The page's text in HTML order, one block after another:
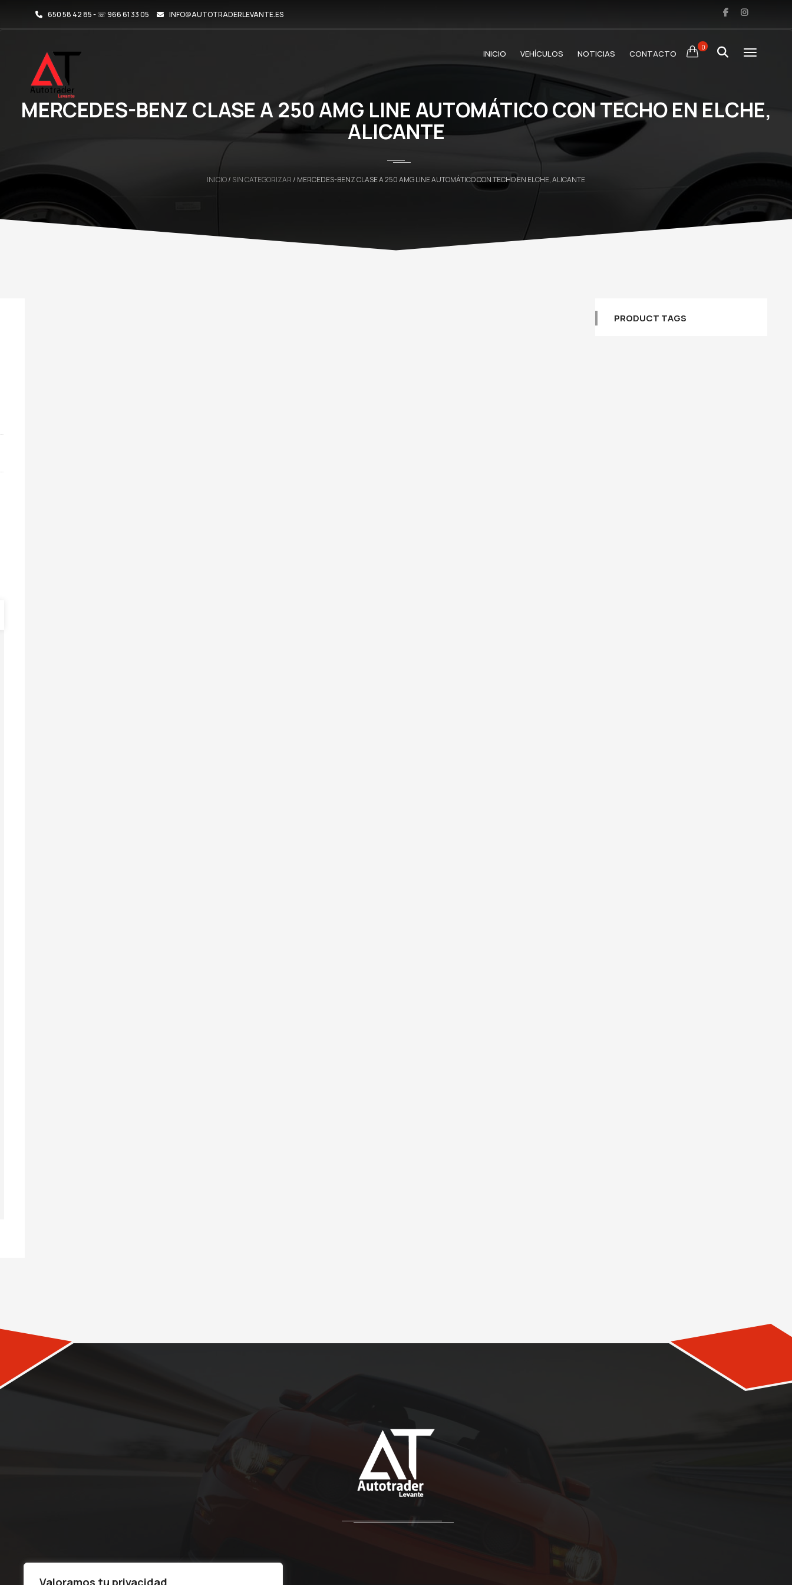
Valoramos tu privacidad
650 58 42 85 - ☏ 966 61 33 05 INFO@AUTOTRADERLEVANTE.ES
0
INICIO VEHÍCULOS NOTICIAS CONTACTO
MERCEDES-BENZ CLASE A 250 AMG LINE AUTOMÁTICO CON TECHO EN ELCHE,
ALICANTE
INICIO/ SIN CATEGORIZAR/ MERCEDES-BENZ CLASE A 250 AMG LINE AUTOMÁTICO CON TECHO EN ELCHE, ALICANTE
PRODUCT TAGS